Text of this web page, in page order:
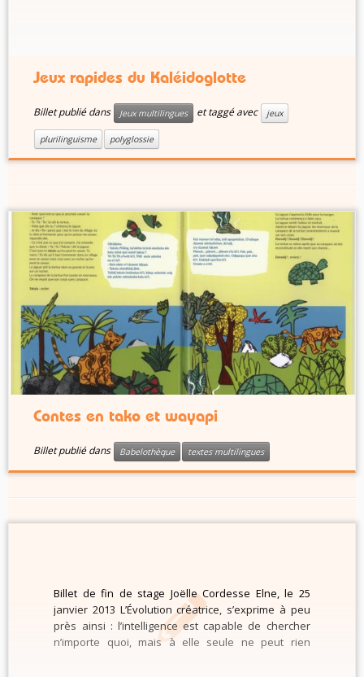
Jeux rapides du Kaléidoglotte
Billet publié dans Jeux multilingues et taggé avec jeux
plurilinguisme polyglossie
Contes en tako et wayapi
Billet publié dans Babelothèque textes multilingues
Billet de fin de stage Joëlle Cordesse Elne, le 25
janvier 2013 L’Évolution créatrice, s’exprime à peu
près ainsi : l’intelligence est capable de chercher
n’importe quoi, mais à elle seule ne peut rien